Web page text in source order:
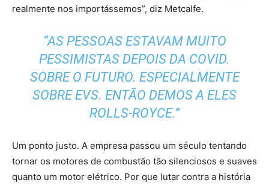
realmente nos importássemos”, diz Metcalfe.
“AS PESSOAS ESTAVAM MUITO
PESSIMISTAS DEPOIS DA COVID.
SOBRE O FUTURO. ESPECIALMENTE
SOBRE EVS. ENTÃO DEMOS A ELES
ROLLS-ROYCE.”
Um ponto justo. A empresa passou um século tentando
tornar os motores de combustão tão silenciosos e suaves
quanto um motor elétrico. Por que lutar contra a história